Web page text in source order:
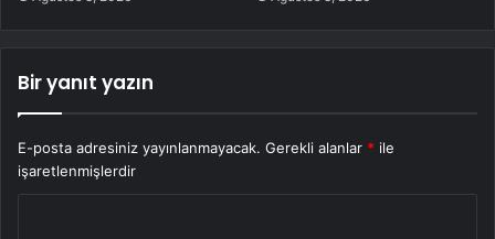
Bir yanıt yazın
E-posta adresiniz yayınlanmayacak. Gerekli alanlar * ile
işaretlenmişlerdir